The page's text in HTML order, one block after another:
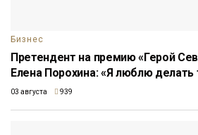
Бизнес
Претендент на премию «Герой
Елена Порохина: «Я люблю
03 августа 939